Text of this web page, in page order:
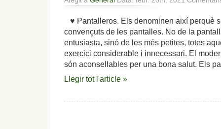
♥ Pantalleros. Els denominen així perquè
convençuts de les pantalles. No de la
entusiasta, sinó de les més petites, totes
exercici considerable i innecessari. El
són aconsellables per una bona salut. Els
Llegir tot l'article »